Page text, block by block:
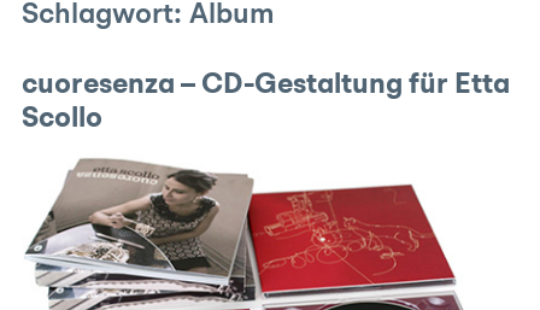
Schlagwort: Album
cuoresenza – CD-Gestaltung für Etta
Scollo